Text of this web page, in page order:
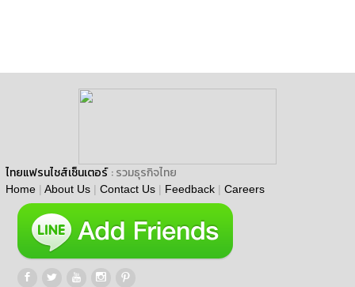
ไทยแฟรนไชส์เซ็นเตอร์ : รวมธุรกิจไทย
Home | About Us | Contact Us | Feedback | Careers